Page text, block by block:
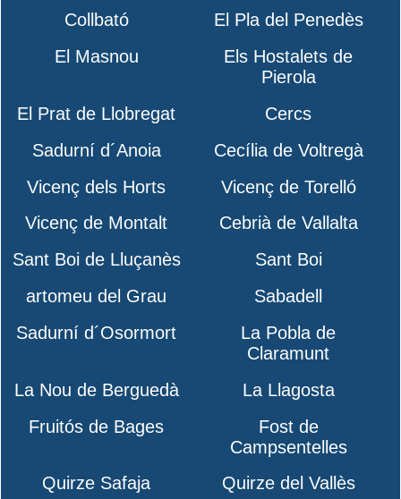
Collbató
El Pla del Penedès
El Masnou
Els Hostalets de
Pierola
El Prat de Llobregat
Cercs
Sadurní d´Anoia
Cecília de Voltregà
Vicenç dels Horts
Vicenç de Torelló
Vicenç de Montalt
Cebrià de Vallalta
Sant Boi de Lluçanès
Sant Boi
artomeu del Grau
Sabadell
Sadurní d´Osormort
La Pobla de
Claramunt
La Nou de Berguedà
La Llagosta
Fruitós de Bages
Fost de
Campsentelles
Quirze Safaja
Quirze del Vallès